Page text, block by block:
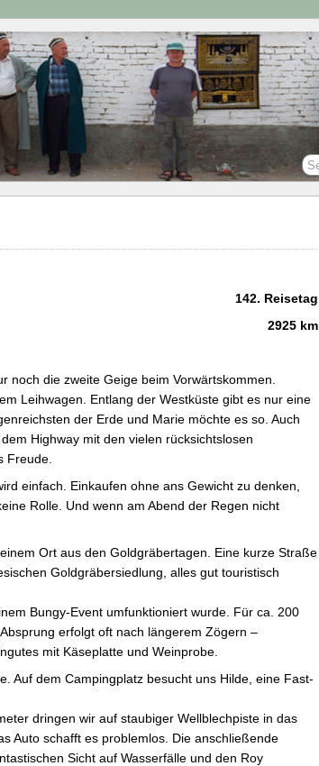
142. Reisetag
2925 km
noch die zweite Geige beim Vorwärtskommen.
Leihwagen. Entlang der Westküste gibt es nur eine
der Erde und Marie möchte es so. Auch
Highway mit den vielen rücksichtslosen
Freude.
einfach. Einkaufen ohne ans Gewicht zu denken,
Rolle. Und wenn am Abend der Regen nicht
Ort aus den Goldgräbertagen. Eine kurze Straße
Goldgräbersiedlung, alles gut touristisch
Bungy-Event umfunktioniert wurde. Für ca. 200
erfolgt oft nach längerem Zögern –
mit Käseplatte und Weinprobe.
Auf dem Campingplatz besucht uns Hilde, eine Fast-
dringen wir auf staubiger Wellblechpiste in das
Auto schafft es problemlos. Die anschließende
Sicht auf Wasserfälle und den Roy